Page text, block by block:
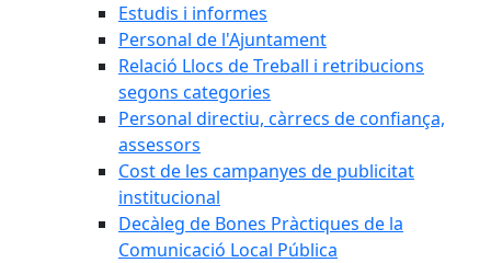
Estudis i informes
Personal de l'Ajuntament
Relació Llocs de Treball i retribucions
segons categories
Personal directiu, càrrecs de confiança,
assessors
Cost de les campanyes de publicitat
institucional
Decàleg de Bones Pràctiques de la
Comunicació Local Pública